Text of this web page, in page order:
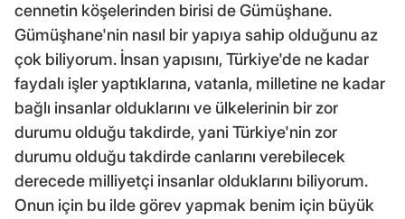
cennetin köşelerinden birisi de Gümüşhane.
Gümüşhane'nin nasıl bir yapıya sahip olduğunu az
çok biliyorum. İnsan yapısını, Türkiye'de ne kadar
faydalı işler yaptıklarına, vatanla, milletine ne kadar
bağlı insanlar olduklarını ve ülkelerinin bir zor
durumu olduğu takdirde, yani Türkiye'nin zor
durumu olduğu takdirde canlarını verebilecek
derecede milliyetçi insanlar olduklarını biliyorum.
Onun için bu ilde görev yapmak benim için büyük